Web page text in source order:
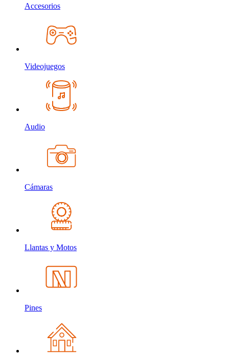
Accesorios
Videojuegos
Audio
Cámaras
Llantas y Motos
Pines